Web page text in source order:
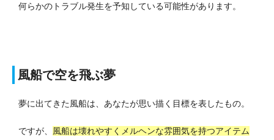
何らかのトラブル発生を予知している可能性があります。
風船で空を飛ぶ夢
夢に出てきた風船は、あなたが思い描く目標を表したもの。
ですが、
風船は壊れやすくメルヘンな雰囲気を持つアイテム